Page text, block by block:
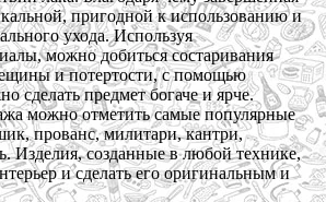
пригодной к использованию и
ухода. Используя
можно добиться состаривания
и потертости, с помощью
сделать предмет богаче и ярче.
можно отметить самые популярные
прованс, милитари, кантри,
Изделия, созданные в любой технике,
и сделать его оригинальным и